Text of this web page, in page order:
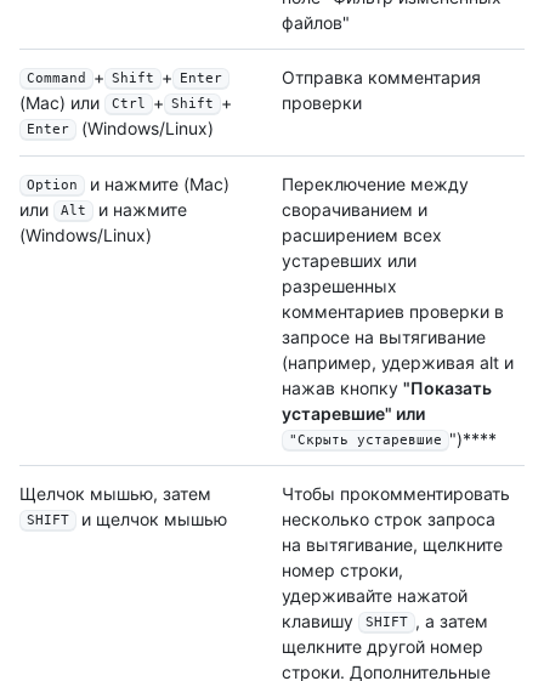
файлов"
Command + Shift + Enter
(Mac) или Ctrl + Shift +
Enter (Windows/Linux)
Отправка комментария
проверки
Option
и нажмите (Mac)
или
Alt
и нажмите
(Windows/Linux)
Переключение между
сворачиванием и
расширением всех
устаревших или
разрешенных
комментариев проверки в
запросе на вытягивание
(например, удерживая alt и
нажав кнопку "Показать
устаревшие" или
"Скрыть устаревшие ")****
Щелчок мышью, затем
SHIFT и щелчок мышью
Чтобы прокомментировать
несколько строк запроса
на вытягивание, щелкните
номер строки,
удерживайте нажатой
клавишу
SHIFT , а затем
щелкните другой номер
строки. Дополнительные